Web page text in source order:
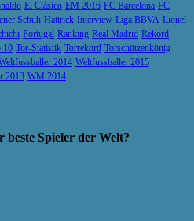
El Clásico EM 2016 FC Barcelona FC
Schuh Hattrick Interview Liga BBVA Lionel
Portugal Ranking Real Madrid Rekord
10 Tor-Statistik Torrekord Torschützenkönig
2014 Weltfussballer 2015
2013 WM 2014
beste Spieler der Welt?